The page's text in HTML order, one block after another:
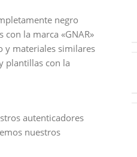
negro
la marca «GNAR»
y materiales similares
plantillas con la
autenticadores
nuestros